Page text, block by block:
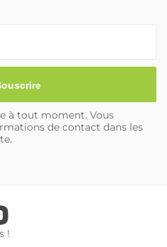
à tout moment. Vous
de contact dans les
!